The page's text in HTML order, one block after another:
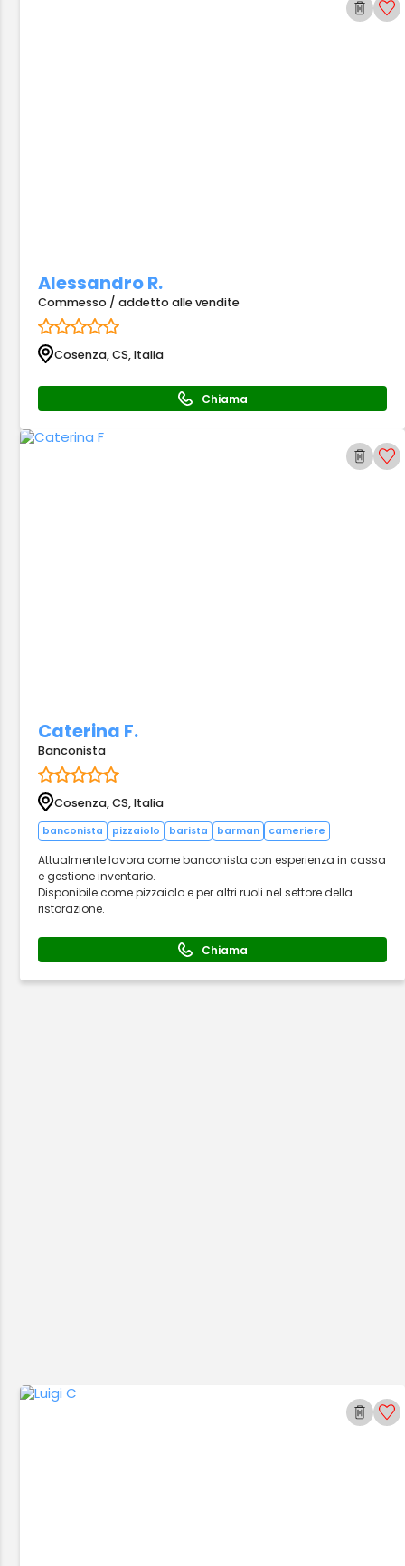
Alessandro R.
Commesso / addetto alle vendite
Cosenza, CS, Italia
Chiama
Caterina F.
Banconista
Cosenza, CS, Italia
banconista pizzaiolo barista barman cameriere
Attualmente lavora come banconista con esperienza in cassa
e gestione inventario.
Disponibile come pizzaiolo e per altri ruoli nel settore della
ristorazione.
Chiama